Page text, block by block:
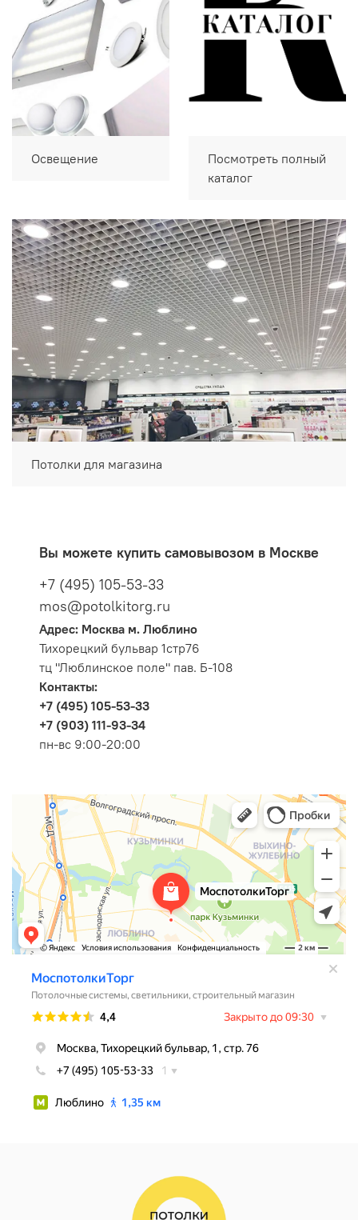
Освещение
Посмотреть полный
каталог
Потолки для магазина
Вы можете купить самовывозом в Москве
+7 (495) 105-53-33
mos@potolkitorg.ru
Адрес: Москва м. Люблино
Тихорецкий бульвар 1стр76
тц "Люблинское поле" пав. Б-108
Контакты:
+7 (495) 105-53-33
+7 (903) 111-93-34
пн-вс 9:00-20:00